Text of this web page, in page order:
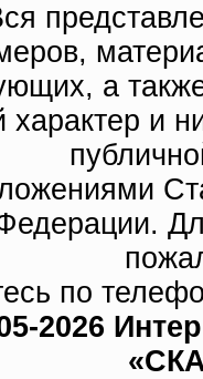
а
и
по
2026